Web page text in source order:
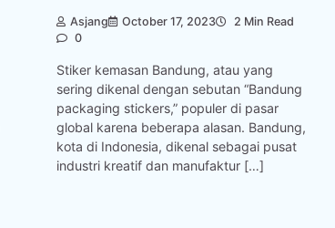
Asjang October 17, 2023
2 Min Read
0
Stiker kemasan Bandung, atau yang
sering dikenal dengan sebutan “Bandung
packaging stickers,” populer di pasar
global karena beberapa alasan. Bandung,
kota di Indonesia, dikenal sebagai pusat
industri kreatif dan manufaktur […]